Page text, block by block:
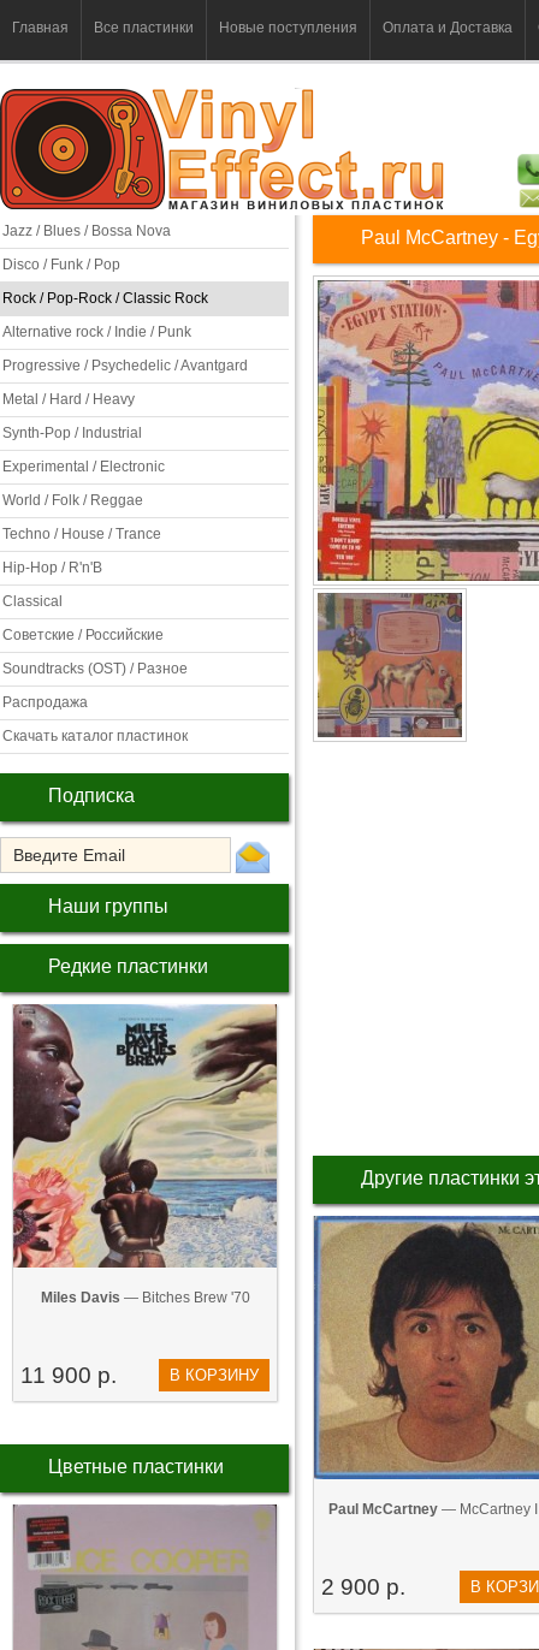
Главная Все пластинки Новые поступления Оплата и Доставка
Jazz / Blues / Bossa Nova
Disco / Funk / Pop
Rock / Pop-Rock / Classic Rock
Alternative rock / Indie / Punk
Progressive / Psychedelic / Avantgard
Metal / Hard / Heavy
Synth-Pop / Industrial
Experimental / Electronic
World / Folk / Reggae
Techno / House / Trance
Hip-Hop / R'n'B
Classical
Советские / Российские
Soundtracks (OST) / Разное
Распродажа
Скачать каталог пластинок
Подписка
Наши группы
Редкие пластинки
Miles Davis — Bitches Brew '70
11 900 р. В КОРЗИНУ
Цветные пластинки
Paul McCartney -
Другие пластинки
Paul McCartney— McCartney
2 900 р. В